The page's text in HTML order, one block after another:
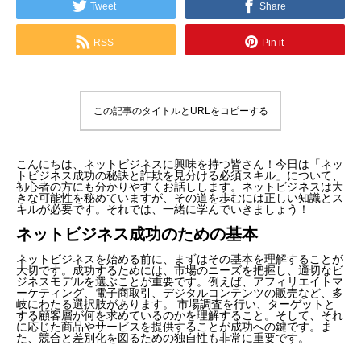
Tweet Share
RSS Pin it
この記事のタイトルとURLをコピーする
こんにちは、ネットビジネスに興味を持つ皆さん！今日は「ネッ
トビジネス成功の秘訣と詐欺を見分ける必須スキル」について、
初心者の方にも分かりやすくお話しします。ネットビジネスは大
きな可能性を秘めていますが、その道を歩むには正しい知識とス
キルが必要です。それでは、一緒に学んでいきましょう！
ネットビジネス成功のための基本
ネットビジネスを始める前に、まずはその基本を理解することが
大切です。成功するためには、市場のニーズを把握し、適切なビ
ジネスモデルを選ぶことが重要です。例えば、アフィリエイトマ
ーケティング、電子商取引、デジタルコンテンツの販売など、多
岐にわたる選択肢があります。 市場調査を行い、ターゲットと
する顧客層が何を求めているのかを理解すること。そして、それ
に応じた商品やサービスを提供することが成功への鍵です。ま
た、競合と差別化を図るための独自性も非常に重要です。